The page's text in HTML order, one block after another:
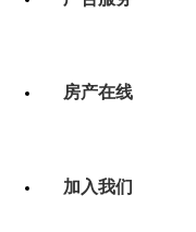
房产在线
加入我们